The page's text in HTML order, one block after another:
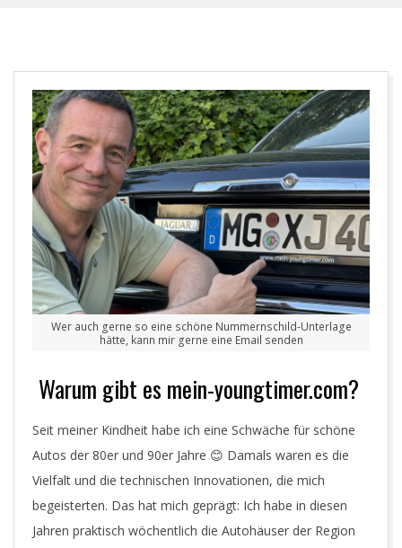
O
U
N
G
T
M
R
Wer auch gerne so eine schöne Nummernschild-Unterlage
hätte, kann mir gerne eine Email senden
Warum gibt es mein-youngtimer.com?
Seit meiner Kindheit habe ich eine Schwäche für schöne
Autos der 80er und 90er Jahre 😊 Damals waren es die
Vielfalt und die technischen Innovationen, die mich
begeisterten. Das hat mich geprägt: Ich habe in diesen
Jahren praktisch wöchentlich die Autohäuser der Region